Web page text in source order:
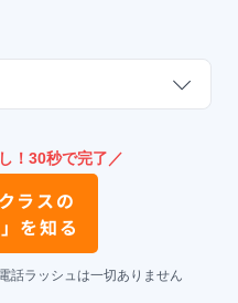
！30秒で完了／
ラスの
を知る
話ラッシュは一切ありません